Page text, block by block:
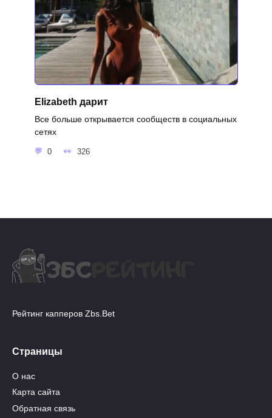
Elizabeth дарит
Все больше открывается сообществ в социальных
сетях
0 326
Рейтинг капперов Zbs.Bet
Страницы
О нас
Карта сайта
Обратная связь